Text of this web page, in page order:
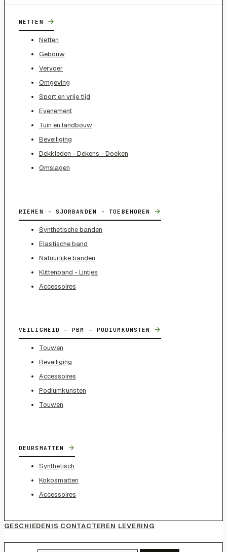
NETTEN →
Netten
Gebouw
Vervoer
Omgeving
Sport en vrije tijd
Evenement
Tuin en landbouw
Beveiliging
Dekkleden - Dekens - Doeken
Omslagen
RIEMEN - SJORBANDEN - TOEBEHOREN →
Synthetische banden
Elastische band
Natuurlijke banden
Klittenband - Lintjes
Accessoires
VEILIGHEID – PBM – PODIUMKUNSTEN →
Touwen
Beveiliging
Accessoires
Podiumkunsten
Touwen
DEURSMATTEN →
Synthetisch
Kokosmatten
Accessoires
GESCHIEDENIS CONTACTEREN LEVERING